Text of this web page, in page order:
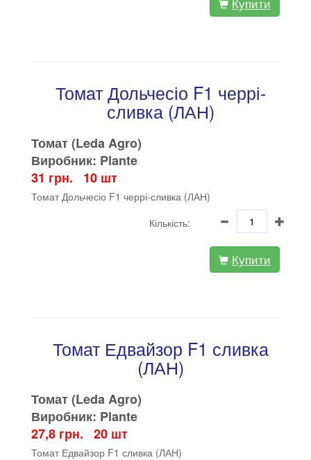
Томат Дольчесіо F1 черрі-
сливка (ЛАН)
Томат (Leda Agro)
Виробник: Plante
31 грн. 10 шт
Томат Дольчесіо F1 черрі-сливка (ЛАН)
Кількість:
Купити
Томат Едвайзор F1 сливка
(ЛАН)
Томат (Leda Agro)
Виробник: Plante
27,8 грн. 20 шт
Томат Едвайзор F1 сливка (ЛАН)